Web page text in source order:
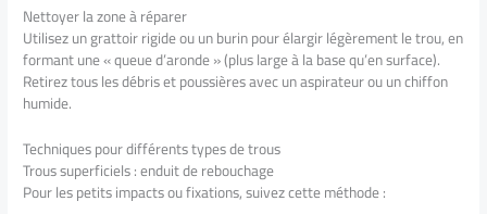
Nettoyer la zone à réparer
Utilisez un grattoir rigide ou un burin pour élargir légèrement le trou, en
formant une « queue d’aronde » (plus large à la base qu’en surface).
Retirez tous les débris et poussières avec un aspirateur ou un chiffon
humide.
Techniques pour différents types de trous
Trous superficiels : enduit de rebouchage
Pour les petits impacts ou fixations, suivez cette méthode :